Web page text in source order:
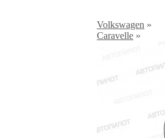
Volkswagen »
Caravelle »